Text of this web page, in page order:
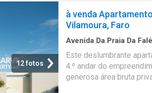
12 fotos
à venda
Vilamoura, Faro
Avenida Da Praia Da
·Terraço
Este deslumbrante
4.º andar do
generosa área bruta